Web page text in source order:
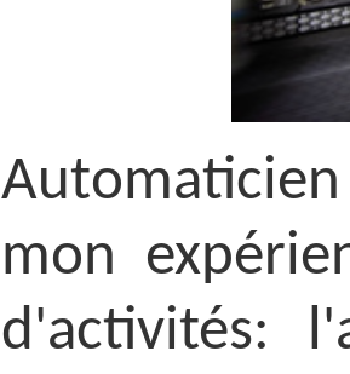
mon
d'activités: